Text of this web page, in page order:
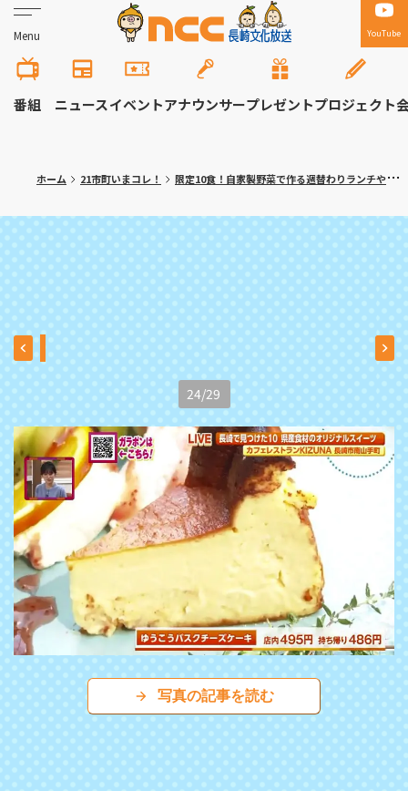
Menu YouTube
番組 ニュースイベントアナウンサープレゼントプロジェクト
ホーム 21市町いまコレ！ 限定10食！自家製野菜で作る週替わりランチや多彩なスイーツ 長崎市「カフェレストランＫＩＺＵＮＡ」
24/29
写真の記事を読む